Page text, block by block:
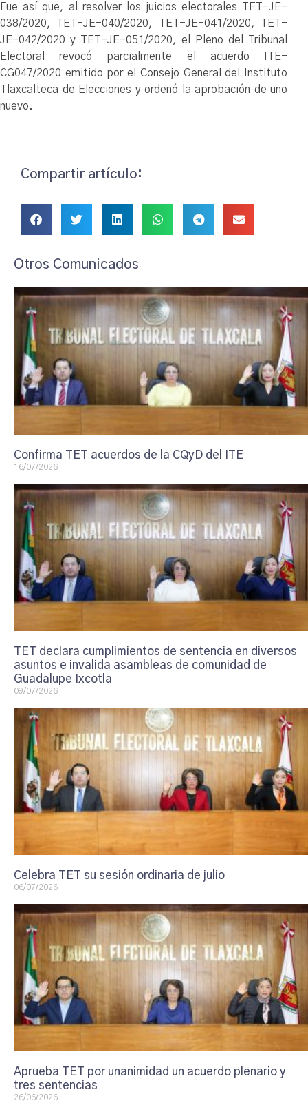
Fue así que, al resolver los juicios electorales TET-JE-
038/2020, TET-JE-040/2020, TET-JE-041/2020, TET-
JE-042/2020 y TET-JE-051/2020, el Pleno del Tribunal
Electoral revocó parcialmente el acuerdo ITE-
CG047/2020 emitido por el Consejo General del Instituto
Tlaxcalteca de Elecciones y ordenó la aprobación de uno
nuevo.
Compartir artículo:
Otros Comunicados
Confirma TET acuerdos de la CQyD del ITE
16/07/2026
TET declara cumplimientos de sentencia en diversos
asuntos e invalida asambleas de comunidad de
Guadalupe Ixcotla
09/07/2026
Celebra TET su sesión ordinaria de julio
06/07/2026
Aprueba TET por unanimidad un acuerdo plenario y
tres sentencias
26/06/2026